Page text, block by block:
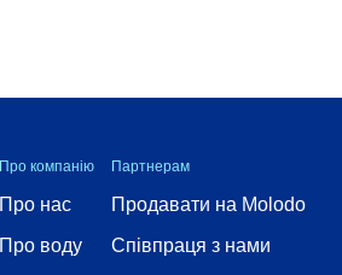
Про компанію
Про нас
Про воду
Партнерам
Продавати на Molodo
Співпраця з нами